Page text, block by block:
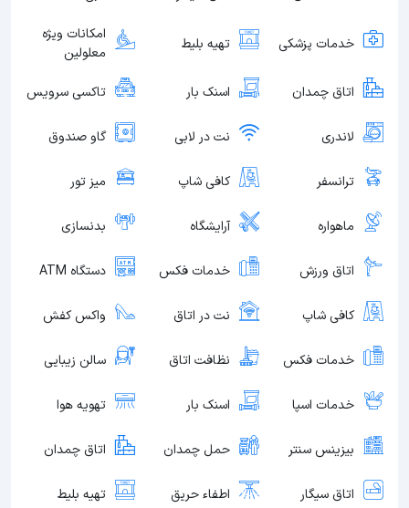
خدمات پزشکی تهیه بلیط
امکانات ویژه
معلولین
اتاق چمدان اسنک بار تاکسی سرویس
لاندری نت در لابی گاو صندوق
ترانسفر کافی شاپ میز تور
ماهواره آرایشگاه بدنسازی
اتاق ورزش خدمات فکس دستگاه ATM
کافی شاپ نت در اتاق واکس کفش
خدمات فکس نظافت اتاق سالن زیبایی
خدمات اسپا اسنک بار تهویه هوا
بیزینس سنتر حمل چمدان اتاق چمدان
اتاق سیگار اطفاء حریق تهیه بلیط